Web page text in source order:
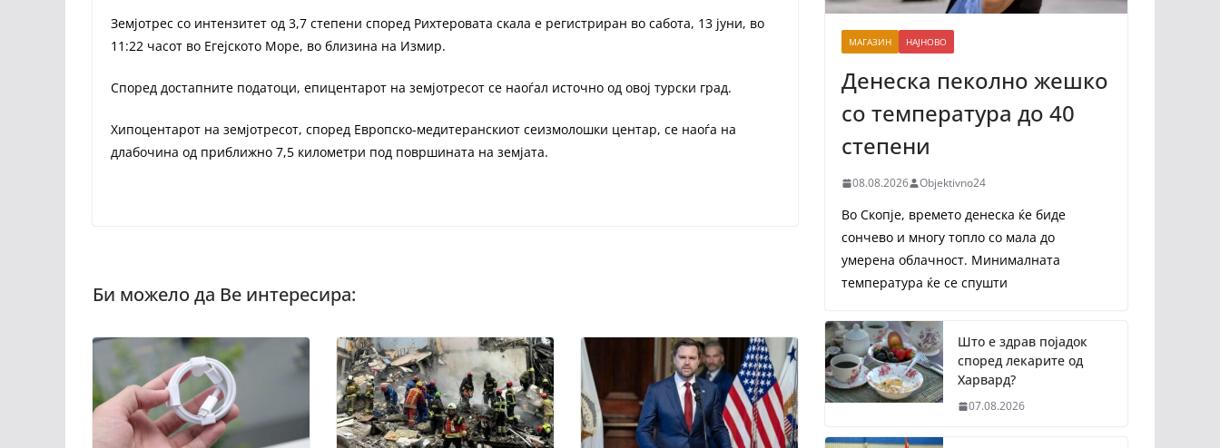
Земјотрес со интензитет од 3,7 степени според Рихтеровата скала е регистриран во сабота, 13 јуни, во
11:22 часот во Егејското Море, во близина на Измир.
Според достапните податоци, епицентарот на земјотресот се наоѓал источно од овој турски град.
Хипоцентарот на земјотресот, според Европско-медитеранскиот сеизмолошки центар, се наоѓа на
длабочина од приближно 7,5 километри под површината на земјата.
МАГАЗИН НАЈНОВО
Денеска пеколно жешко
со температура до 40
степени
08.08.2026 Objektivno24
Во Скопје, времето денеска ќе биде
сончево и многу топло со мала до
умерена облачност. Минималната
температура ќе се спушти
Што е здрав појадок
според лекарите од
Харвард?
07.08.2026